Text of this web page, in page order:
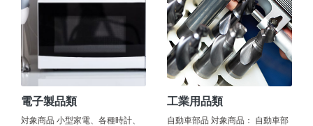
電子製品類
対象商品 小型家電、各種時計、
工業用品類
自動車部品 対象商品： 自動車部